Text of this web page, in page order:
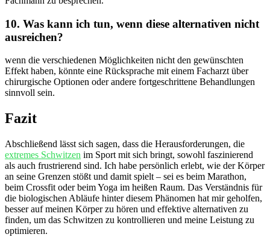
10.⁣ Was kann ich tun, wenn diese alternativen nicht
ausreichen?
wenn die verschiedenen Möglichkeiten nicht⁤ den gewünschten
Effekt haben, könnte eine Rücksprache mit einem⁣ Facharzt über
chirurgische Optionen oder andere fortgeschrittene⁤ Behandlungen
‌sinnvoll sein.
Fazit
Abschließend lässt sich sagen, dass⁤ die Herausforderungen, die
extremes Schwitzen im Sport mit sich bringt, sowohl faszinierend
als auch frustrierend sind. Ich habe ‌persönlich ⁣erlebt, wie der Körper
an seine Grenzen stößt und damit spielt ‌– sei ​es beim Marathon,
beim Crossfit oder beim Yoga ⁣im heißen Raum. Das Verständnis für
die biologischen ‍Abläufe hinter diesem‌ Phänomen hat⁤ mir geholfen,
besser ‌auf meinen Körper zu hören und effektive alternativen zu
finden,‌ um das Schwitzen ‍zu kontrollieren und meine Leistung ⁤zu
optimieren.